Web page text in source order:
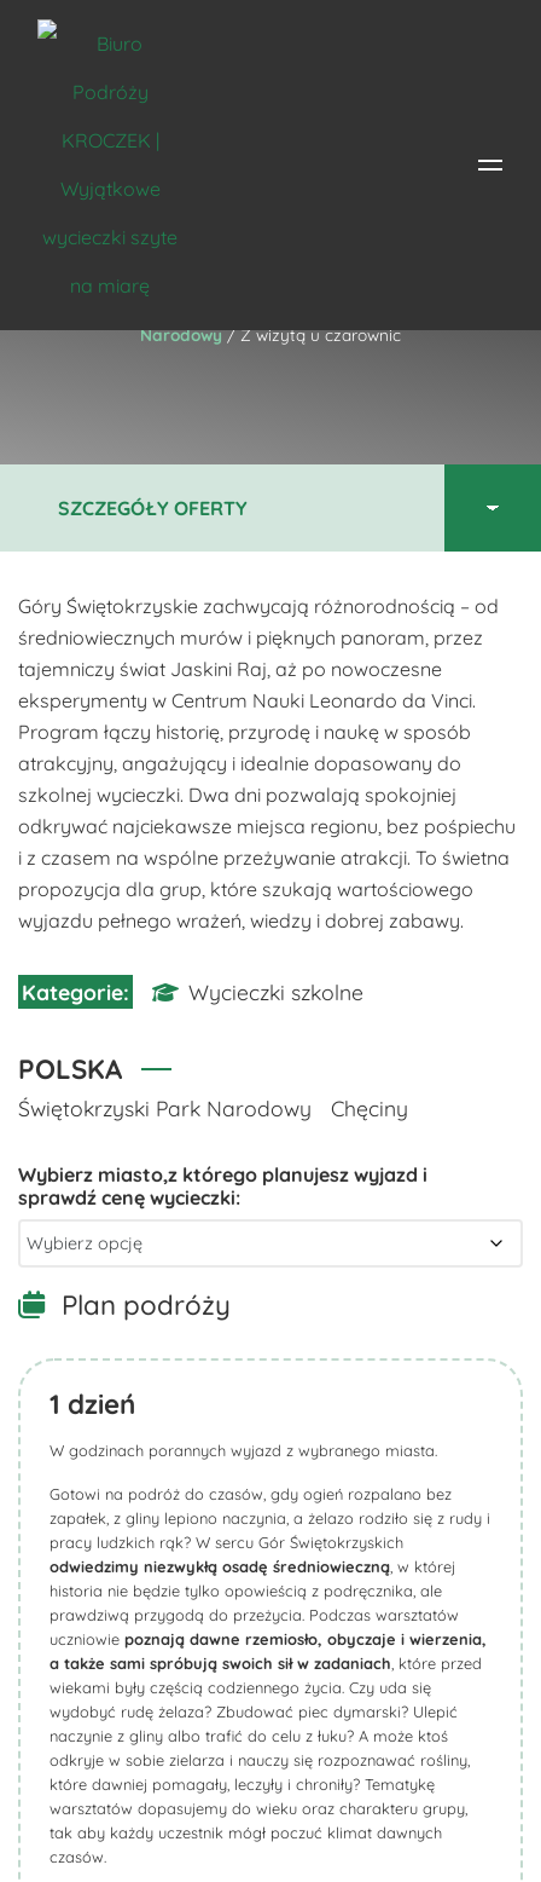
Z wizytą u czarownic
Narodowy/ Z wizytą u czarownic
Góry Świętokrzyskie zachwycają różnorodnością – od
średniowiecznych murów i pięknych panoram, przez
tajemniczy świat Jaskini Raj, aż po nowoczesne
eksperymenty w Centrum Nauki Leonardo da Vinci.
Program łączy historię, przyrodę i naukę w sposób
atrakcyjny, angażujący i idealnie dopasowany do
szkolnej wycieczki. Dwa dni pozwalają spokojniej
odkrywać najciekawsze miejsca regionu, bez pośpiechu
i z czasem na wspólne przeżywanie atrakcji. To świetna
propozycja dla grup, które szukają wartościowego
wyjazdu pełnego wrażeń, wiedzy i dobrej zabawy.
Wycieczki szkolne
POLSKA
Świętokrzyski Park Narodowy Chęciny
Plan podróży
1 dzień
W godzinach porannych wyjazd z wybranego miasta.
Gotowi na podróż do czasów, gdy ogień rozpalano bez
zapałek, z gliny lepiono naczynia, a żelazo rodziło się z rudy i
pracy ludzkich rąk? W sercu Gór Świętokrzyskich
odwiedzimy niezwykłą osadę średniowieczną , w której
historia nie będzie tylko opowieścią z podręcznika, ale
prawdziwą przygodą do przeżycia. Podczas warsztatów
uczniowie poznają dawne rzemiosło, obyczaje i wierzenia,
a także sami spróbują swoich sił w zadaniach , które przed
wiekami były częścią codziennego życia. Czy uda się
wydobyć rudę żelaza? Zbudować piec dymarski? Ulepić
naczynie z gliny albo trafić do celu z łuku? A może ktoś
odkryje w sobie zielarza i nauczy się rozpoznawać rośliny,
które dawniej pomagały, leczyły i chroniły? Tematykę
warsztatów dopasujemy do wieku oraz charakteru grupy,
tak aby każdy uczestnik mógł poczuć klimat dawnych
czasów.